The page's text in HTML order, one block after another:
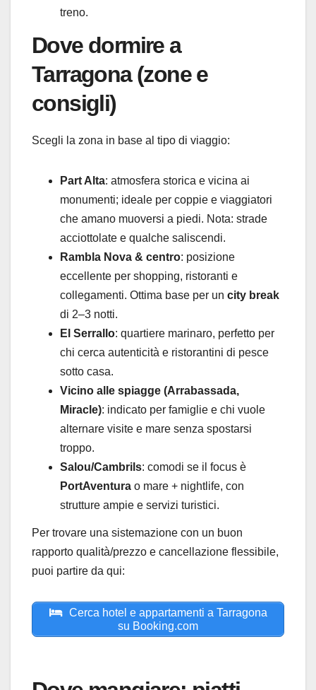
treno.
Dove dormire a
Tarragona (zone e
consigli)
Scegli la zona in base al tipo di viaggio:
Part Alta: atmosfera storica e vicina ai
monumenti; ideale per coppie e viaggiatori
che amano muoversi a piedi. Nota: strade
acciottolate e qualche saliscendi.
Rambla Nova & centro: posizione
eccellente per shopping, ristoranti e
collegamenti. Ottima base per un city break
di 2–3 notti.
El Serrallo: quartiere marinaro, perfetto per
chi cerca autenticità e ristorantini di pesce
sotto casa.
Vicino alle spiagge (Arrabassada,
Miracle): indicato per famiglie e chi vuole
alternare visite e mare senza spostarsi
troppo.
Salou/Cambrils: comodi se il focus è
PortAventura o mare + nightlife, con
strutture ampie e servizi turistici.
Per trovare una sistemazione con un buon
rapporto qualità/prezzo e cancellazione flessibile,
puoi partire da qui:
Cerca hotel e appartamenti a Tarragona
su Booking.com